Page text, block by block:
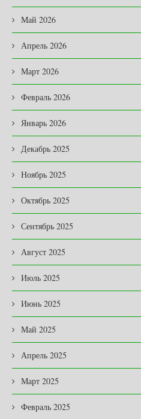
Май 2026
Апрель 2026
Март 2026
Февраль 2026
Январь 2026
Декабрь 2025
Ноябрь 2025
Октябрь 2025
Сентябрь 2025
Август 2025
Июль 2025
Июнь 2025
Май 2025
Апрель 2025
Март 2025
Февраль 2025